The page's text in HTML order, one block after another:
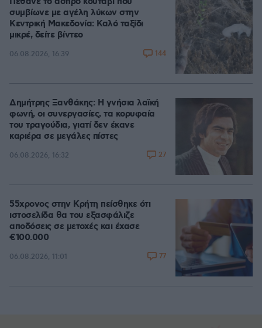
συμβίωνε με αγέλη λύκων στην
Κεντρική Μακεδονία: Καλό ταξίδι
μικρέ, δείτε βίντεο
06.08.2026, 16:39 144
Δημήτρης Ξανθάκης: Η γνήσια λαϊκή
φωνή, οι συνεργασίες, τα κορυφαία
του τραγούδια, γιατί δεν έκανε
καριέρα σε μεγάλες πίστες
06.08.2026, 16:32 27
55χρονος στην Κρήτη πείσθηκε ότι
ιστοσελίδα θα του εξασφάλιζε
αποδόσεις σε μετοχές και έχασε
€100.000
06.08.2026, 11:01 77